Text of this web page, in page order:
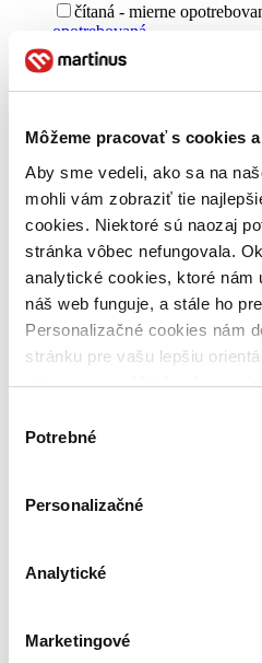
Môžeme pracovať s cookies
Aby sme vedeli, ako sa na
mohli vám zobraziť tie
cookies. Niektoré sú naozaj
stránka vôbec nefungovala.
analytické cookies, ktoré
náš web funguje, a stále ho
Personalizačné cookies nám
stránku pre vašu lepšiu
nám zas umožňujú
nám pomohlo, keby sme
súhlasu
Potrebné
Personalizačné
Analytické
Marketingové
čítaná - mierne
opotrebovaná
čítané verzie vypredaných
vypredaných kníh
čeština (3 tituly) čeština3
Téma
ľudské telo (3 tituly)
anatómia človeka (3 tituly)
Pôvod
zahraničný (3 tituly)
Španielsko (3 tituly)
Rebo (3 tituly)Rebo3
pevná väzba (3 tituly)
Zoradiť
Top hodnotené